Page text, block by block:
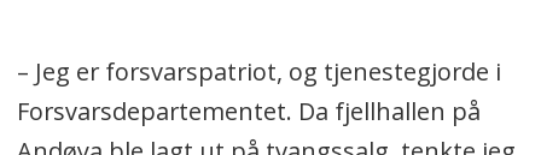
– Jeg er forsvarspatriot, og tjenestegjorde i
Forsvarsdepartementet. Da fjellhallen på